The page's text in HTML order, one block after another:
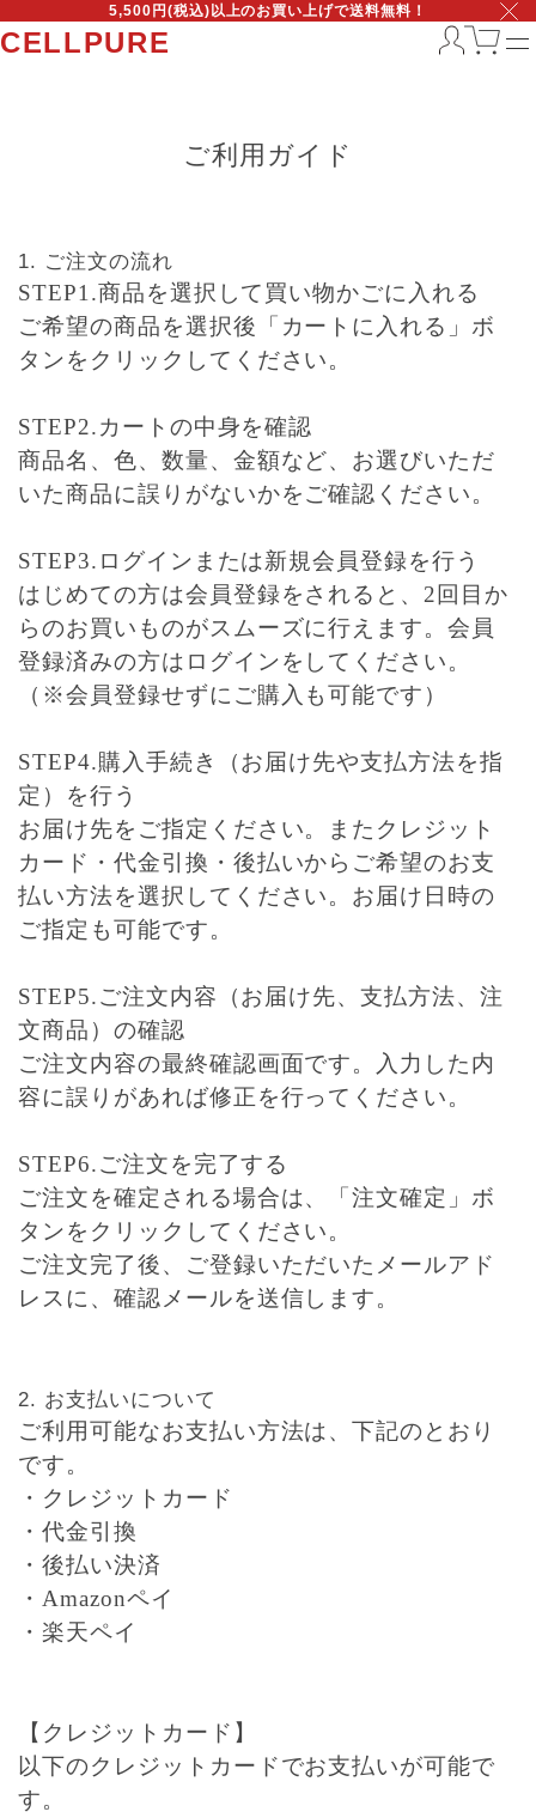
5,500円(税込)以上のお買い上げで送料無料！
CELLPURE
ご利用ガイド
ご注文の流れ
STEP1.商品を選択して買い物かごに入れる
ご希望の商品を選択後「カートに入れる」ボ
タンをクリックしてください。
STEP2.カートの中身を確認
商品名、色、数量、金額など、お選びいただ
いた商品に誤りがないかをご確認ください。
STEP3.ログインまたは新規会員登録を行う
はじめての方は会員登録をされると、2回目か
らのお買いものがスムーズに行えます。会員
登録済みの方はログインをしてください。
（※会員登録せずにご購入も可能です）
STEP4.購入手続き（お届け先や支払方法を指
定）を行う
お届け先をご指定ください。またクレジット
カード・代金引換・後払いからご希望のお支
払い方法を選択してください。お届け日時の
ご指定も可能です。
STEP5.ご注文内容（お届け先、支払方法、注
文商品）の確認
ご注文内容の最終確認画面です。入力した内
容に誤りがあれば修正を行ってください。
STEP6.ご注文を完了する
ご注文を確定される場合は、「注文確定」ボ
タンをクリックしてください。
ご注文完了後、ご登録いただいたメールアド
レスに、確認メールを送信します。
お支払いについて
ご利用可能なお支払い方法は、下記のとおり
です。
・クレジットカード
・代金引換
・後払い決済
・Amazonペイ
・楽天ペイ
【クレジットカード】
以下のクレジットカードでお支払いが可能で
す。